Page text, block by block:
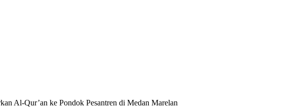
Al-Qur’an ke Pondok Pesantren di Medan Marelan